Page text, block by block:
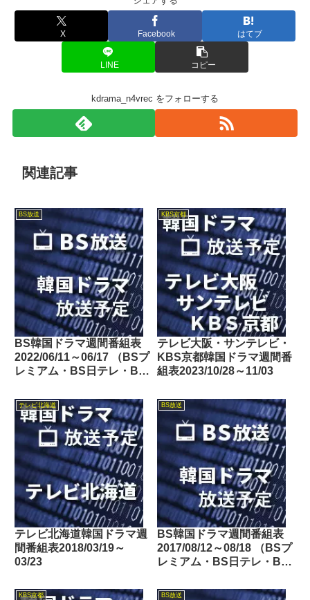
X Facebook はてブ
LINE コピー
kdrama_n4vrec をフォローする
関連記事
BS放送
BS韓国ドラマ週間番組表
2022/06/11～06/17 （BSプ
レミアム・BS日テレ・BS
東・BSフジ）
KBS京都
テレビ大阪・サンテレビ・
KBS京都韓国ドラマ週間番
組表2023/10/28～11/03
テレビ北海道
テレビ北海道韓国ドラマ週
間番組表2018/03/19～
03/23
BS放送
BS韓国ドラマ週間番組表
2017/08/12～08/18 （BSプ
レミアム・BS日テレ・BS
パン・BSフジ）
KBS京都 BS放送